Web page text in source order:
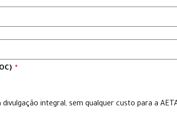
integral, sem qualquer custo para a